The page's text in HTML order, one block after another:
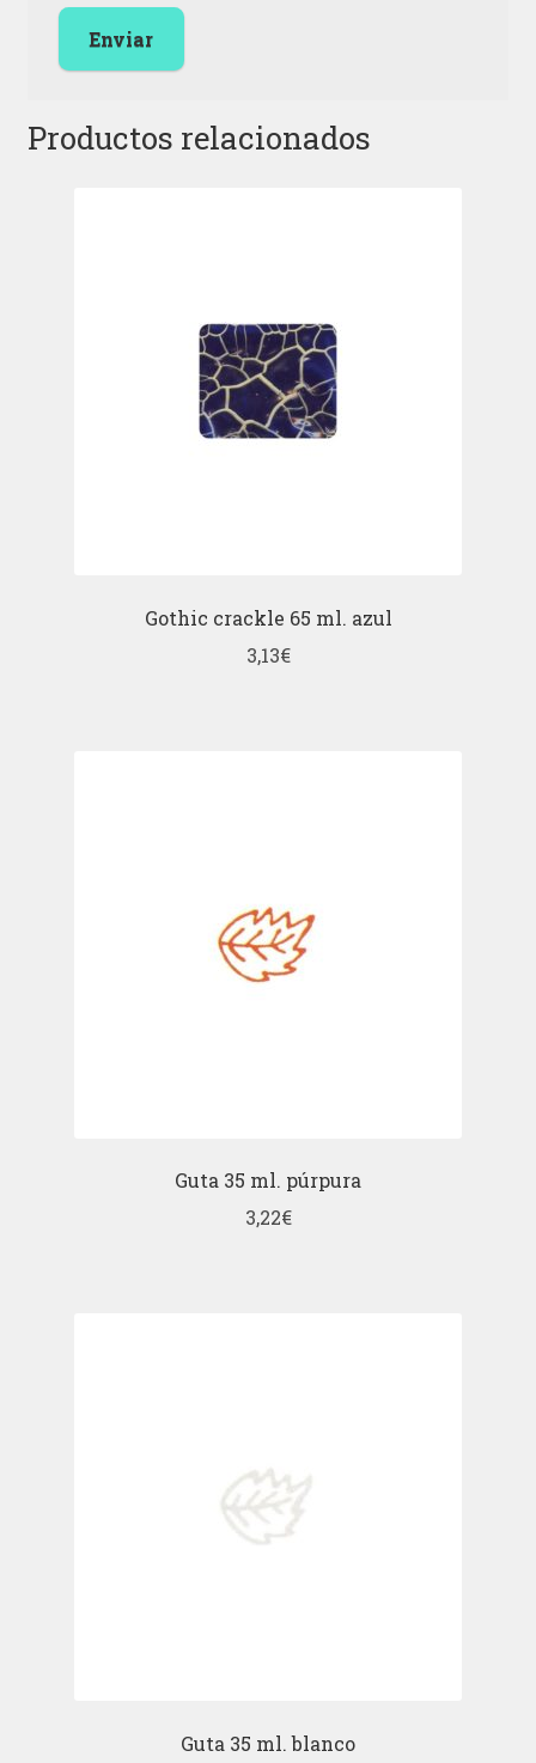
Productos relacionados
Gothic crackle 65 ml. azul
3,13€
Guta 35 ml. púrpura
3,22€
Guta 35 ml. blanco